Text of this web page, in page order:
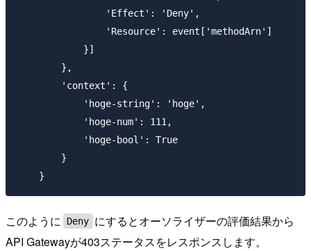
                'Effect': 'Deny',
                'Resource': event['methodArn']
            }]
        },
        'context': {
            'hoge-string': 'hoge',
            'hoge-num': 111,
            'hoge-bool': True
        }
このように Deny にするとオーソライザーの評価結果から
API Gatewayが403ステータスをレスポンスします。